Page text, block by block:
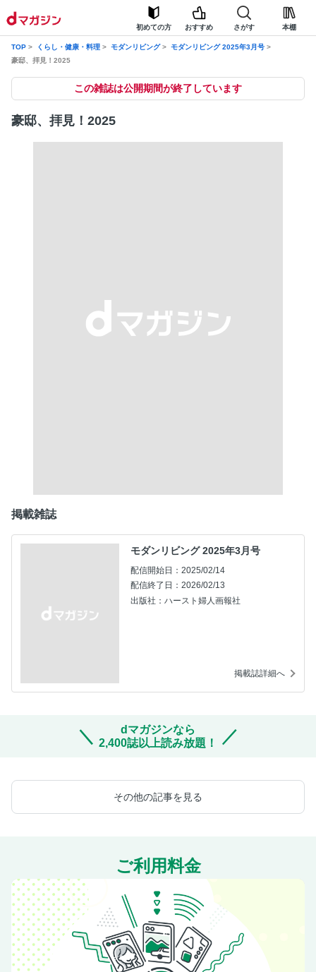
初めての方 おすすめ さがす 本棚
TOP くらし・健康・料理 モダンリビング
モダンリビング 2025年3月号
豪邸、拝見！2025
この雑誌は公開期間が終了しています
豪邸、拝見！2025
掲載雑誌
モダンリビング 2025年3月号
配信開始日：2025/02/14
配信終了日：2026/02/13
出版社：ハースト婦人画報社
掲載誌詳細へ
dマガジンなら
2,400誌以上読み放題！
その他の記事を見る
ご利用料金